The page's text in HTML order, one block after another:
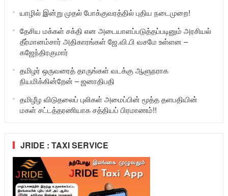
யாழில் இன்று முதல் போக்குவரத்தில் புதிய நடைமுறை!
தேசிய மக்கள் சக்தி என அடையாளப்படுத்தப்படினும் அரசியல்
தீர்மானம்சார் அதிகாரங்கள் ஜே.வி.பி வசமே உள்ளன –
கஜேந்திரகுமார்
தமிழர் ஒருவரைத் தாருங்கள் வடக்கு ஆளுநராக
நியமிக்கின்றேன் – ஜனாதிபதி
தமிழீழ விடுதலைப் புலிகள் அமைப்பின் மூத்த தளபதியின்
மகள் சட்டத்தரணியாக சத்தியப் பிரமாணம்!!
JRIDE : TAXI SERVICE